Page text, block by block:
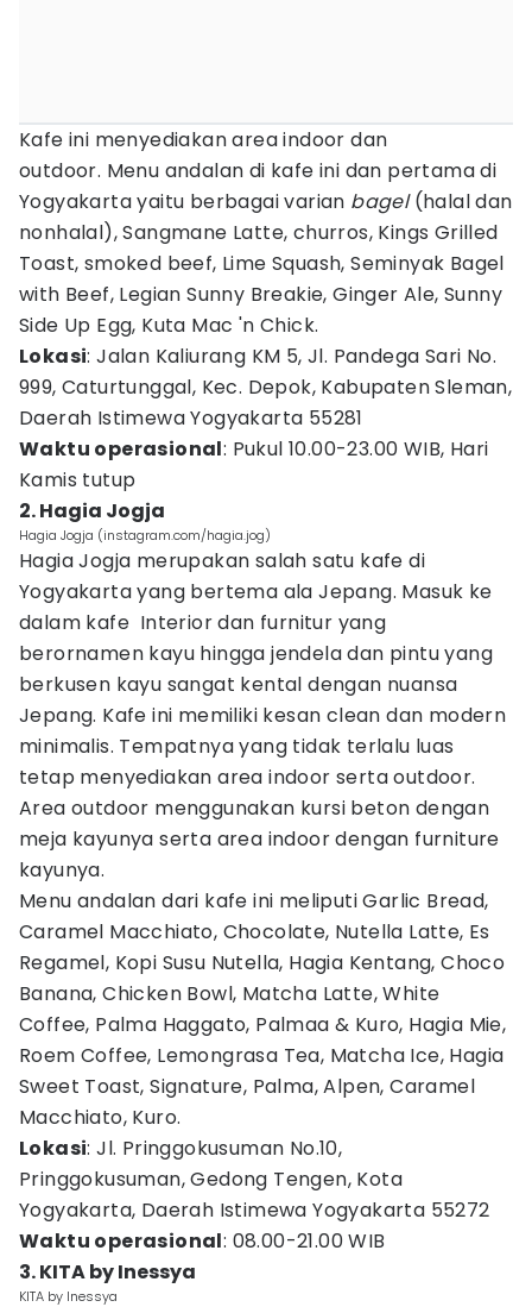
Kafe ini menyediakan area indoor dan
outdoor. Menu andalan di kafe ini dan pertama di
Yogyakarta yaitu berbagai varian bagel(halal dan
nonhalal), Sangmane Latte, churros, Kings Grilled
Toast, smoked beef, Lime Squash, Seminyak Bagel
with Beef, Legian Sunny Breakie, Ginger Ale, Sunny
Side Up Egg, Kuta Mac 'n Chick.
Lokasi: Jalan Kaliurang KM 5, Jl. Pandega Sari No.
999, Caturtunggal, Kec. Depok, Kabupaten Sleman,
Daerah Istimewa Yogyakarta 55281
Waktu operasional: Pukul 10.00-23.00 WIB, Hari
Kamis tutup
2. Hagia Jogja
Hagia Jogja (instagram.com/hagia.jog)
Hagia Jogja merupakan salah satu kafe di
Yogyakarta yang bertema ala Jepang. Masuk ke
dalam kafe Interior dan furnitur yang
berornamen kayu hingga jendela dan pintu yang
berkusen kayu sangat kental dengan nuansa
Jepang. Kafe ini memiliki kesan clean dan modern
minimalis. Tempatnya yang tidak terlalu luas
tetap menyediakan area indoor serta outdoor.
Area outdoor menggunakan kursi beton dengan
meja kayunya serta area indoor dengan furniture
kayunya.
Menu andalan dari kafe ini meliputi Garlic Bread,
Caramel Macchiato, Chocolate, Nutella Latte, Es
Regamel, Kopi Susu Nutella, Hagia Kentang, Choco
Banana, Chicken Bowl, Matcha Latte, White
Coffee, Palma Haggato, Palmaa & Kuro, Hagia Mie,
Roem Coffee, Lemongrasa Tea, Matcha Ice, Hagia
Sweet Toast, Signature, Palma, Alpen, Caramel
Macchiato, Kuro.
Lokasi: Jl. Pringgokusuman No.10,
Pringgokusuman, Gedong Tengen, Kota
Yogyakarta, Daerah Istimewa Yogyakarta 55272
Waktu operasional: 08.00-21.00 WIB
3. KITA by Inessya
KITA by Inessya